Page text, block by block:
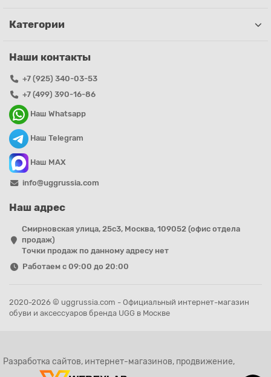
Категории
Наши контакты
+7 (925) 340-03-53
+7 (499) 390-16-86
Наш Whatsapp
Наш Telegram
Наш MAX
info@uggrussia.com
Наш адрес
Смирновская улица, 25с3, Москва, 109052 (офис отдела
продаж)
Точки продаж по данному адресу нет
Работаем с 09:00 до 20:00
2020-2026 © uggrussia.com - Официальный интернет-магазин
обуви и аксессуаров бренда UGG в Москве
Разработка сайтов, интернет-магазинов, продвижение,